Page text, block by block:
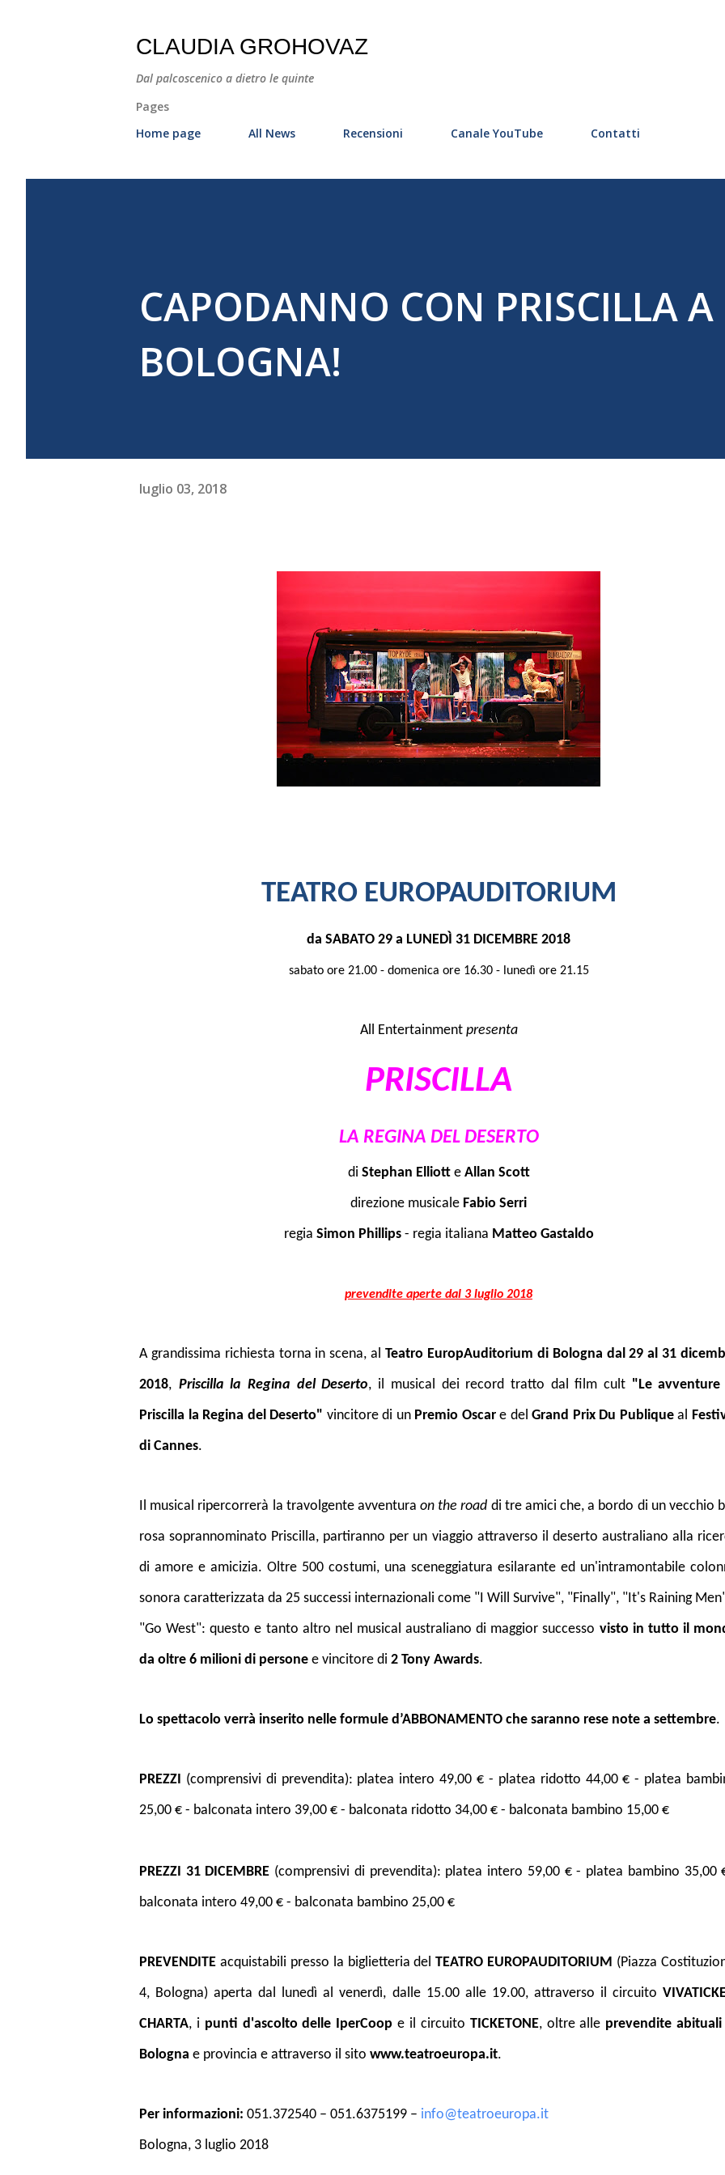
CLAUDIA GROHOVAZ
Dal palcoscenico a dietro le quinte
Pages
Home page
All News Recensioni Canale YouTube Contatti
CAPODANNO CON PRISCILLA A
BOLOGNA!
luglio 03, 2018
TEATRO EUROPAUDITORIUM
da SABATO 29 a LUNEDÌ 31 DICEMBRE 2018
sabato ore 21.00 - domenica ore 16.30 - lunedì ore 21.15
All Entertainment presenta
PRISCILLA
LA REGINA DEL DESERTO
di Stephan Elliotte Allan Scott
direzione musicale Fabio Serri
regia Simon Phillips- regia italiana Matteo Gastaldo
prevendite aperte dal 3 luglio 2018
A grandissima richiesta torna in scena, alTeatro EuropAuditorium di Bologna dal 29 al 31
2018, Priscilla la Regina del Deserto, il musical dei record tratto dal film cult "Le
Priscilla la Regina del Deserto" vincitore di un Premio Oscare delGrand Prix Du Publiqueal
di Cannes.
Il musical ripercorrerà la travolgente avventura on the road di tre amici che, a bordo di un vecchio
rosa soprannominato Priscilla, partiranno per un viaggio attraverso il deserto australiano alla
di amore e amicizia. Oltre 500 costumi, una sceneggiatura esilarante ed un'intramontabile
sonora caratterizzata da 25 successi internazionali come "I Will Survive", "Finally", "It's Raining
"Go West": questo e tanto altro nel musical australiano di maggior successo visto in tutto il
da oltre 6 milioni di persone e vincitore di 2 Tony Awards.
Lo spettacolo verrà inserito nelle formule d’ABBONAMENTO che saranno rese note a settembre.
PREZZI (comprensivi di prevendita): platea intero 49,00 € - platea ridotto 44,00 € - platea
25,00 € - balconata intero 39,00 € - balconata ridotto 34,00 € - balconata bambino 15,00 €
PREZZI 31 DICEMBRE (comprensivi di prevendita): platea intero 59,00 € - platea bambino 35,00
balconata intero 49,00 € - balconata bambino 25,00 €
PREVENDITE acquistabili presso la biglietteria delTEATRO EUROPAUDITORIUM (Piazza
4, Bologna) aperta dal lunedì al venerdì, dalle 15.00 alle 19.00, attraverso il circuito
CHARTA, i punti d'ascolto delle IperCoop e il circuito TICKETONE, oltre alle prevendite
Bologna e provincia e attraverso il sito www.teatroeuropa.it.
Per informazioni: 051.372540 – 051.6375199 – info@teatroeuropa.it
Bologna, 3 luglio 2018